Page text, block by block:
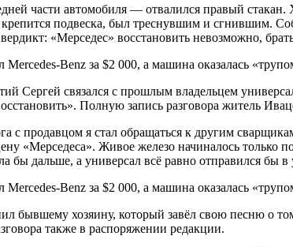
части автомобиля — отвалился правый
подвеска, был треснувшим и сгнившим.
«Мерседес» восстановить невозможно,
Сергей связался с прошлым владельцем
Полную запись разговора житель
с продавцом я стал обращаться к другим
«Мерседеса». Живое железо начиналось только
бы дальше, а универсал всё равно отправился бы в
бывшему хозяину, который завёл свою песню
также в распоряжении редакции.